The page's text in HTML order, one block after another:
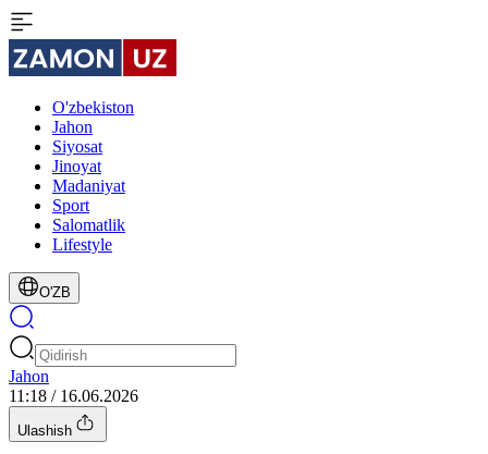
O'zbekiston
Jahon
Siyosat
Jinoyat
Madaniyat
Sport
Salomatlik
Lifestyle
O'ZB
Jahon
11:18 / 16.06.2026
Ulashish